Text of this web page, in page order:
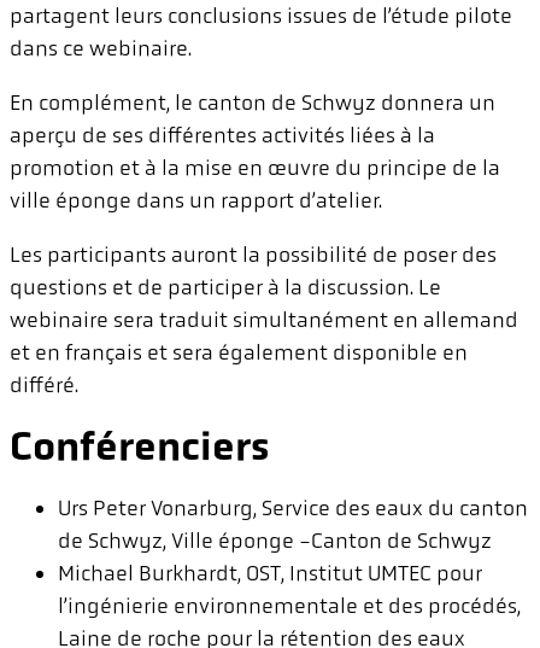
partagent leurs conclusions issues de l’étude pilote
dans ce webinaire.
En complément, le canton de Schwyz donnera un
aperçu de ses différentes activités liées à la
promotion et à la mise en œuvre du principe de la
ville éponge dans un rapport d’atelier.
Les participants auront la possibilité de poser des
questions et de participer à la discussion. Le
webinaire sera traduit simultanément en allemand
et en français et sera également disponible en
différé.
Conférenciers
Urs Peter Vonarburg, Service des eaux du canton
de Schwyz, Ville éponge -Canton de Schwyz
Michael Burkhardt, OST, Institut UMTEC pour
l’ingénierie environnementale et des procédés,
Laine de roche pour la rétention des eaux